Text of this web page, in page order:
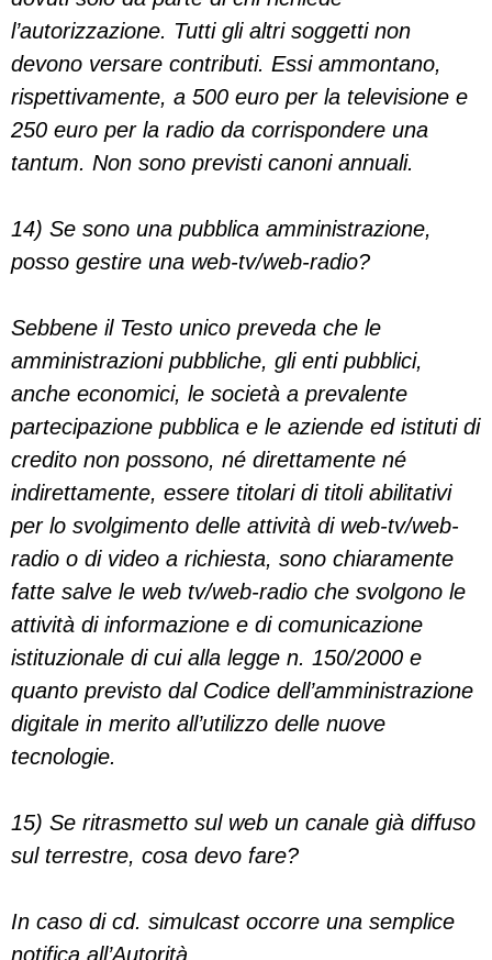
l’autorizzazione. Tutti gli altri soggetti non
devono versare contributi. Essi ammontano,
rispettivamente, a 500 euro per la televisione e
250 euro per la radio da corrispondere una
tantum. Non sono previsti canoni annuali.
14) Se sono una pubblica amministrazione,
posso gestire una web-tv/web-radio?
Sebbene il Testo unico preveda che le
amministrazioni pubbliche, gli enti pubblici,
anche economici, le società a prevalente
partecipazione pubblica e le aziende ed istituti di
credito non possono, né direttamente né
indirettamente, essere titolari di titoli abilitativi
per lo svolgimento delle attività di web-tv/web-
radio o di video a richiesta, sono chiaramente
fatte salve le web tv/web-radio che svolgono le
attività di informazione e di comunicazione
istituzionale di cui alla legge n. 150/2000 e
quanto previsto dal Codice dell’amministrazione
digitale in merito all’utilizzo delle nuove
tecnologie.
15) Se ritrasmetto sul web un canale già diffuso
sul terrestre, cosa devo fare?
In caso di cd. simulcast occorre una semplice
notifica all’Autorità.